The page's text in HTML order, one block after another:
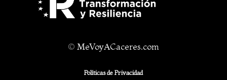
© MeVoyACaceres.com
Políticas de Privacidad